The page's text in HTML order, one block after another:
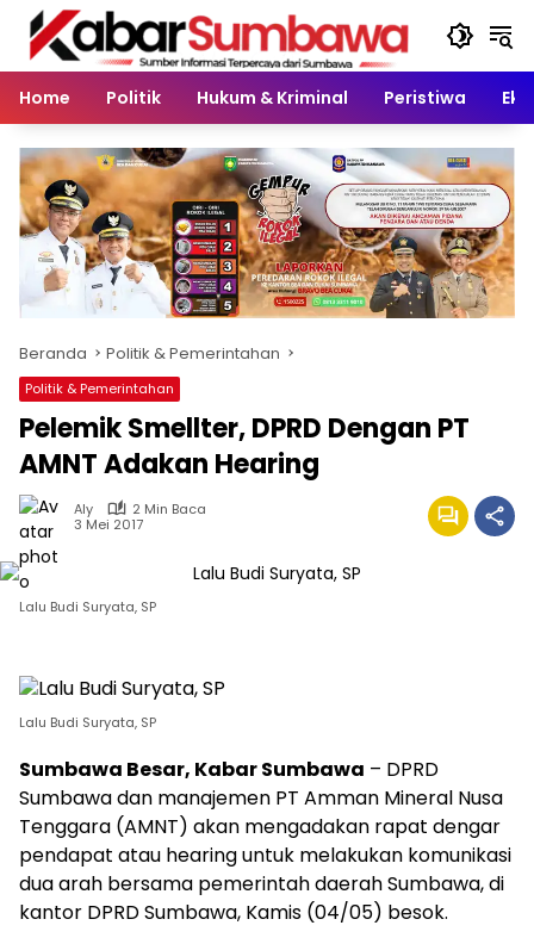
Langsung
konten
Home
Politik Hukum & Kriminal Peristiwa
Beranda Politik & Pemerintahan
Politik & Pemerintahan
Pelemik Smellter, DPRD Dengan PT
AMNT Adakan Hearing
Aly
2 Min Baca
3 Mei 2017
Lalu Budi Suryata, SP
Lalu Budi Suryata, SP
Sumbawa Besar, Kabar Sumbawa – DPRD
Sumbawa dan manajemen PT Amman Mineral Nusa
Tenggara (AMNT) akan mengadakan rapat dengar
pendapat atau hearing untuk melakukan komunikasi
dua arah bersama pemerintah daerah Sumbawa, di
kantor DPRD Sumbawa, Kamis (04/05) besok.